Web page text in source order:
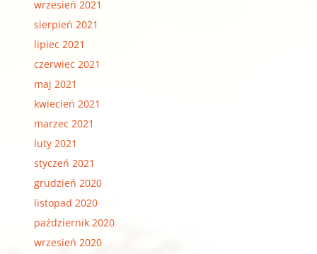
wrzesień 2021
sierpień 2021
lipiec 2021
czerwiec 2021
maj 2021
kwiecień 2021
marzec 2021
luty 2021
styczeń 2021
grudzień 2020
listopad 2020
październik 2020
wrzesień 2020